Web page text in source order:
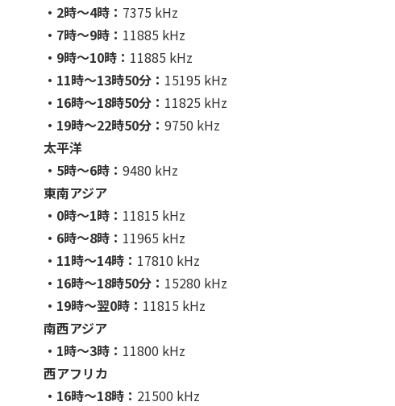
・2時〜4時： 7375 kHz
・7時〜9時： 11885 kHz
・9時〜10時： 11885 kHz
・11時〜13時50分： 15195 kHz
・16時〜18時50分： 11825 kHz
・19時〜22時50分： 9750 kHz
太平洋
・5時〜6時： 9480 kHz
東南アジア
・0時〜1時： 11815 kHz
・6時〜8時： 11965 kHz
・11時〜14時： 17810 kHz
・16時〜18時50分： 15280 kHz
・19時〜翌0時： 11815 kHz
南西アジア
・1時〜3時： 11800 kHz
西アフリカ
・16時〜18時： 21500 kHz